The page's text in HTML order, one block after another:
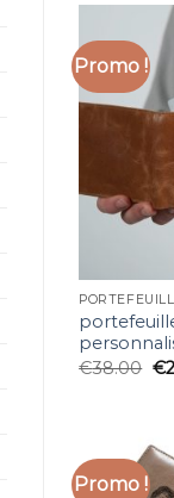
Promo !
€38.00 €
Promo !